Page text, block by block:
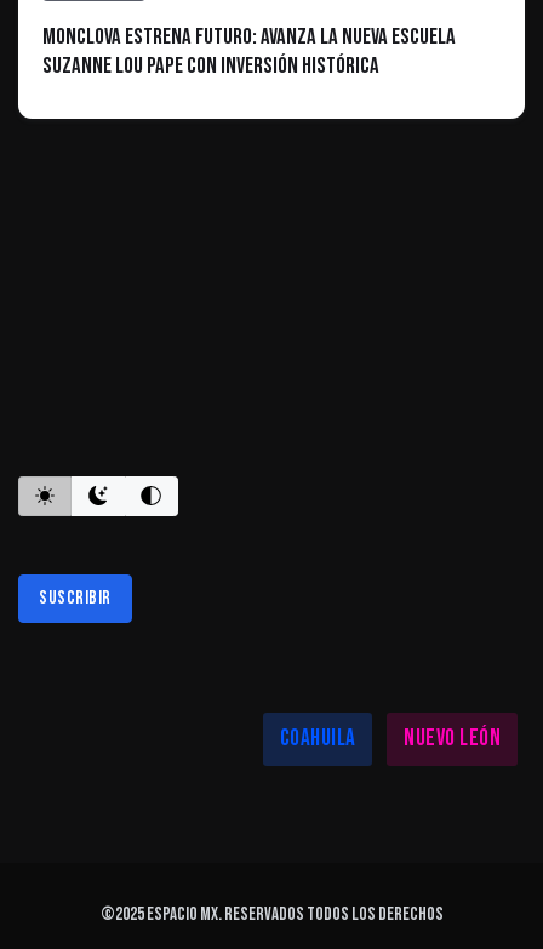
Monclova estrena futuro: Avanza la nueva escuela
Suzanne Lou Pape con inversión histórica
Suscribir
Coahuila
Nuevo León
©2025ESPACIO MX. Reservados todos los derechos